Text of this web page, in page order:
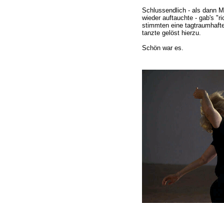
Schlussendlich - als dann
wieder auftauchte - gab's
stimmten eine
tanzte gelöst hierzu.
Schön war es.